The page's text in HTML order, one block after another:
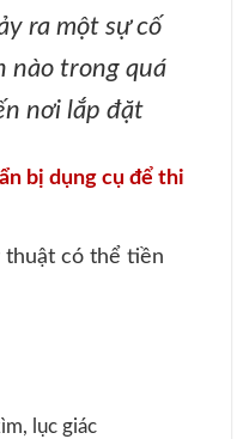
ra một sự cố
nào trong quá
nơi lắp đặt
bị dụng cụ để thi
thuật có thể tiền
lục giác